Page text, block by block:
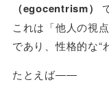
（egocentrism）
これは「他人の視
であり、性格的な“
たとえば――